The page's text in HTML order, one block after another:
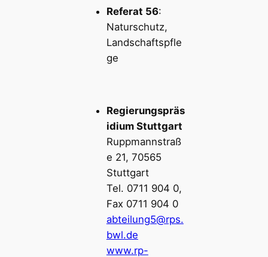
Referat 56:
Naturschutz,
Landschaftspfle
ge
Regierungspräs
idium Stuttgart
Ruppmannstraß
e 21, 70565
Stuttgart
Tel. 0711 904 0,
Fax 0711 904 0
abteilung5@rps.
bwl.de
www.rp-